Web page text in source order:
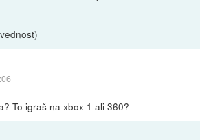
To igraš na xbox 1 ali 360?